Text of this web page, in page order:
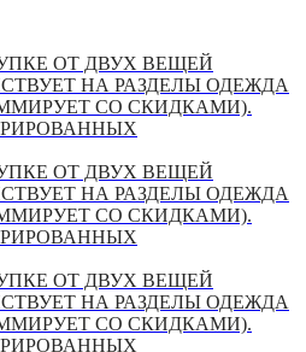
ОТ ДВУХ ВЕЩЕЙ
НА РАЗДЕЛЫ ОДЕЖДА
СО СКИДКАМИ).
ОТ ДВУХ ВЕЩЕЙ
НА РАЗДЕЛЫ ОДЕЖДА
СО СКИДКАМИ).
ОТ ДВУХ ВЕЩЕЙ
НА РАЗДЕЛЫ ОДЕЖДА
СО СКИДКАМИ).